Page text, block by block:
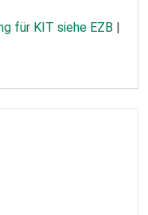
für KIT siehe EZB